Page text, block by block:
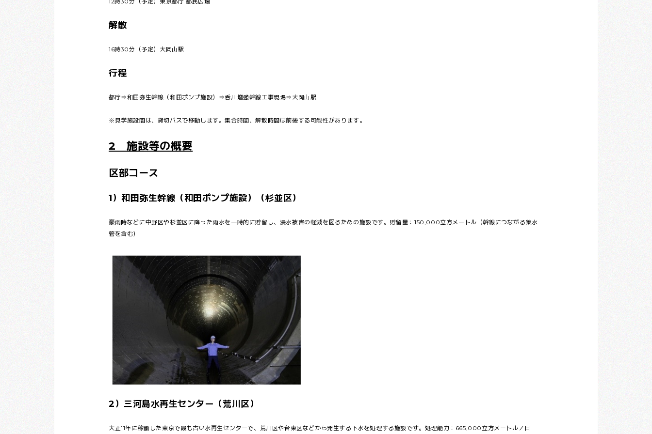
解散
16時30分（予定）大岡山駅
行程
都庁⇒和田弥生幹線（和田ポンプ施設）⇒呑川増強幹線工事現場⇒大岡山駅
※見学施設間は、貸切バスで移動します。集合時間、解散時間は前後する可能性があります。
2 施設等の概要
区部コース
1）和田弥生幹線（和田ポンプ施設）（杉並区）
豪雨時などに中野区や杉並区に降った雨水を一時的に貯留し、浸水被害の軽減を図るための施設です。貯留量：150,000立方メートル（幹線につながる集水
管を含む）
2）三河島水再生センター（荒川区）
大正11年に稼働した東京で最も古い水再生センターで、荒川区や台東区などから発生する下水を処理する施設です。処理能力：665,000立方メートル／日